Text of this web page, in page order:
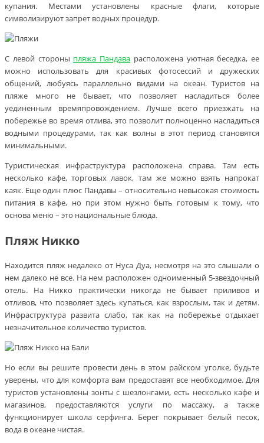
купания. Местами установлены красные флаги, которые
символизируют запрет водных процедур.
С левой стороны пляжа Пандава расположена уютная беседка, ее
можно использовать для красивых фотосессий и дружеских
общений, любуясь параллельно видами на океан. Туристов на
пляже много не бывает, что позволяет насладиться более
уединенным времяпровождением. Лучше всего приезжать на
побережье во время отлива, это позволит полноценно насладиться
водными процедурами, так как волны в этот период становятся
минимальными.
Туристическая инфраструктура расположена справа. Там есть
несколько кафе, торговых лавок, там же можно взять напрокат
каяк. Еще один плюс Пандавы – относительно невысокая стоимость
питания в кафе, но при этом нужно быть готовым к тому, что
основа меню – это национальные блюда.
Пляж Никко
Находится пляж недалеко от Нуса Дуа, несмотря на это слышали о
нем далеко не все. На нем расположен одноименный 5-звездочный
отель. На Никко практически никогда не бывает приливов и
отливов, что позволяет здесь купаться, как взрослым, так и детям.
Инфраструктура развита слабо, так как на побережье отдыхает
незначительное количество туристов.
Но если вы решите провести день в этом райском уголке, будьте
уверены, что для комфорта вам предоставят все необходимое. Для
туристов установлены зонты с шезлонгами, есть несколько кафе и
магазинов, предоставляются услуги по массажу, а также
функционирует школа серфинга. Берег покрывает белый песок,
вода в океане чистая.